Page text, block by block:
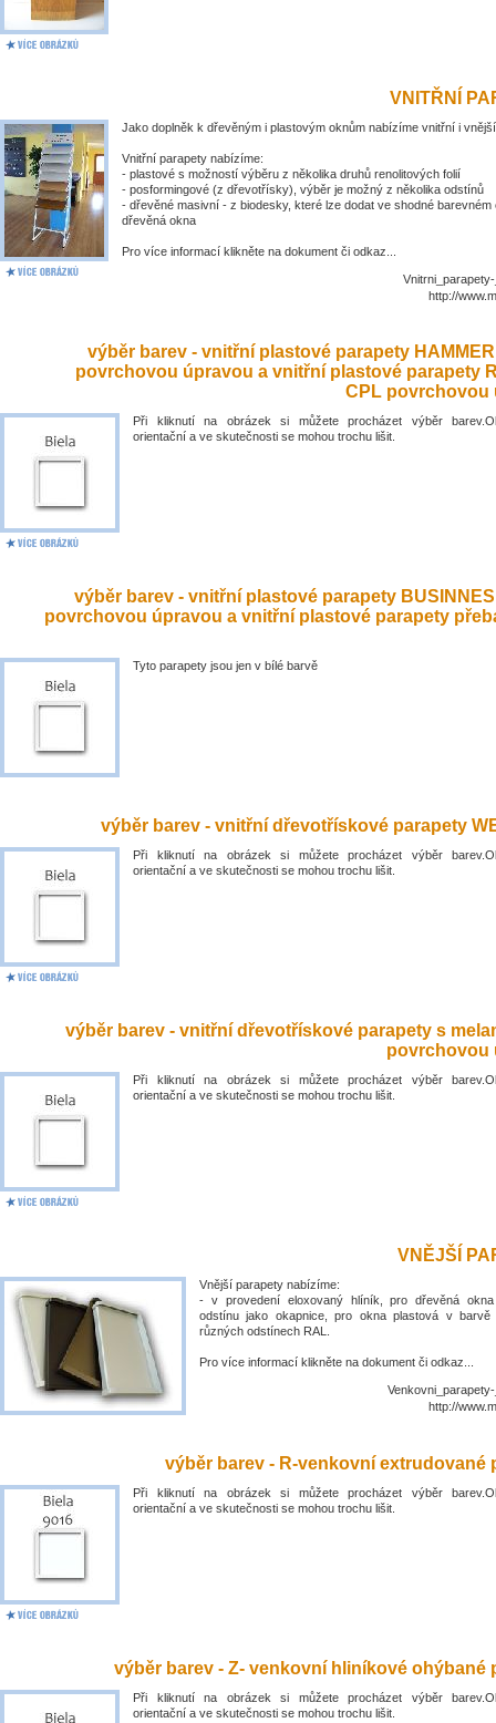
VNITŘNÍ
Jako doplněk k dřevěným i plastovým oknům nabízíme vnitřní i
Vnitřní parapety nabízíme:
- plastové s možností výběru z několika druhů renolitových folií
- posformingové (z dřevotřísky), výběr je možný z několika odstínů
- dřevěné masivní - z biodesky, které lze dodat ve shodné barevném
dřevěná okna
Pro více informací klikněte na dokument či odkaz...
http://
výběr barev - vnitřní plastové parapety
povrchovou úpravou a vnitřní plastové parapety
CPL povrchovou
Při kliknutí na obrázek si můžete procházet výběr
orientační a ve skutečnosti se mohou trochu lišit.
výběr barev - vnitřní plastové parapety
povrchovou úpravou a vnitřní plastové parapety
Tyto parapety jsou jen v bílé barvě
výběr barev - vnitřní dřevotřískové parapety
Při kliknutí na obrázek si můžete procházet výběr
orientační a ve skutečnosti se mohou trochu lišit.
výběr barev - vnitřní dřevotřískové parapety s
povrchovou
Při kliknutí na obrázek si můžete procházet výběr
orientační a ve skutečnosti se mohou trochu lišit.
VNĚJŠÍ
Vnější parapety nabízíme:
- v provedení eloxovaný hlíník, pro dřevěná
odstínu jako okapnice, pro okna plastová v
různých odstínech RAL.
Pro více informací klikněte na dokument či odkaz...
http://
výběr barev - R-venkovní extrudované
Při kliknutí na obrázek si můžete procházet výběr
orientační a ve skutečnosti se mohou trochu lišit.
výběr barev - Z- venkovní hliníkové ohýbané
Při kliknutí na obrázek si můžete procházet výběr
orientační a ve skutečnosti se mohou trochu lišit.